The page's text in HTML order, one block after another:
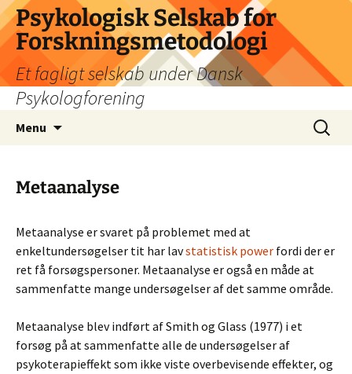
Psykologisk Selskab for
Forskningsmetodologi
Et fagligt selskab under Dansk
Psykologforening
Menu
Søg
efter:
Metaanalyse
Metaanalyse er svaret på problemet med at
enkeltundersøgelser tit har lavstatistisk power fordi der er
ret få forsøgspersoner. Metaanalyse er også en måde at
sammenfatte mange undersøgelser af det samme område.
Metaanalyse blev indført af Smith og Glass (1977) i et
forsøg på at sammenfatte alle de undersøgelser af
psykoterapieffekt som ikke viste overbevisende effekter, og